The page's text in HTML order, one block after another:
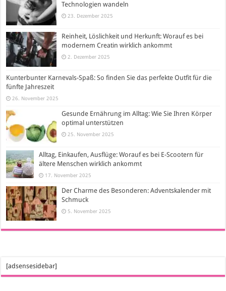
Technologien wandeln
23. Dezember 2025
Reinheit, Löslichkeit und Herkunft: Worauf es bei
modernem Creatin wirklich ankommt
2. Dezember 2025
Kunterbunter Karnevals-Spaß: So finden Sie das perfekte Outfit für die
fünfte Jahreszeit
26. November 2025
Gesunde Ernährung im Alltag: Wie Sie Ihren Körper
optimal unterstützen
25. November 2025
Alltag, Einkaufen, Ausflüge: Worauf es bei E-Scootern für
ältere Menschen wirklich ankommt
17. November 2025
Der Charme des Besonderen: Adventskalender mit
Schmuck
5. November 2025
[adsensesidebar]